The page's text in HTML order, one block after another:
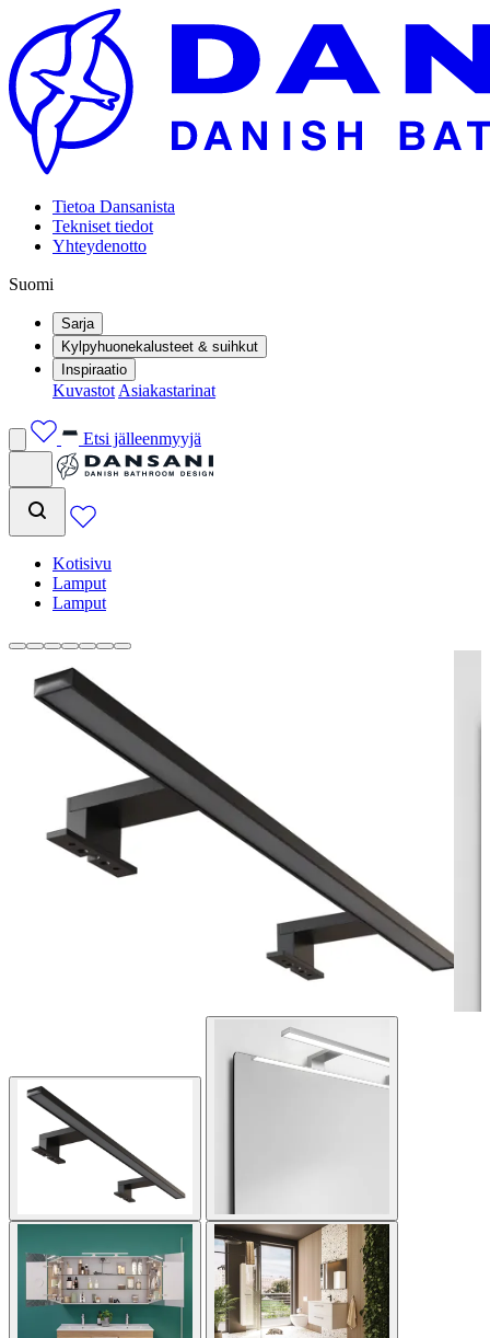
Tietoa Dansanista
Tekniset tiedot
Yhteydenotto
Suomi
Sarja
Kylpyhuonekalusteet & suihkut
Inspiraatio
Kuvastot Asiakastarinat
Etsi jälleenmyyjä
Kotisivu
Lamput
Lamput